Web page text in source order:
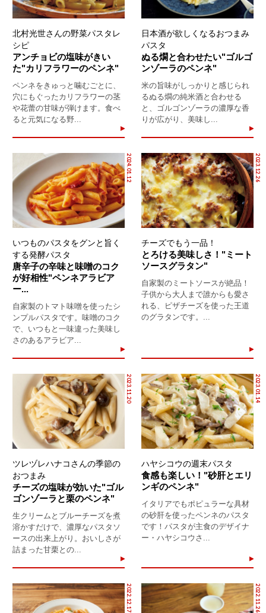
北村光世さんの野菜パスタレ
シピ
アンチョビの塩味がきい
た"カリフラワーのペンネ"
ペンネをきゅっと噛むごとに、
穴にもぐったカリフラワーの茎
や花蕾の甘味が弾けます。食べ
ると元気になる野...
日本酒が欲しくなるおつまみ
パスタ
ぬる燗と合わせたい"ゴルゴ
ンゾーラのペンネ"
米の旨味がしっかりと感じられ
るぬる燗の純米酒と合わせる
と、ゴルゴンゾーラの濃厚な香
りが広がり、美味し...
2024.01.12
いつものパスタをグンと旨く
する発酵パスタ
唐辛子の辛味と味噌のコク
が好相性"ペンネアラビア
ー...
自家製のトマト味噌を使ったシ
ンプルパスタです。味噌のコク
で、いつもと一味違った美味し
さのあるアラビア...
2023.12.26
チーズでもう一品！
とろける美味しさ！"ミート
ソースグラタン"
自家製のミートソースが絶品！
子供から大人まで誰からも愛さ
れる、ピザチーズを使った王道
のグラタンです。...
2023.11.20
ツレヅレハナコさんの季節の
おつまみ
チーズの塩味が効いた"ゴル
ゴンゾーラと栗のペンネ"
生クリームとブルーチーズを煮
溶かすだけで、濃厚なパスタソ
ースの出来上がり。おいしさが
詰まった甘栗との...
2023.01.14
ハヤシコウの週末パスタ
食感も楽しい！"砂肝とエリ
ンギのペンネ"
イタリアでもポピュラーな具材
の砂肝を使ったペンネのパスタ
です！パスタが主食のデザイナ
ー・ハヤシコウさ...
2022.12.17 2022.11.26